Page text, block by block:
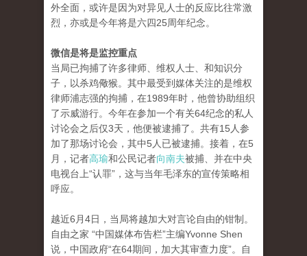
外全面，或许是因为对异见人士的反应比往常激
烈，亦或是今年将是六四25周年纪念。
微信是将是监控重点
当局已拘捕了许多律师、维权人士、和知识分
子，以杀鸡儆猴。其中最受到媒体关注的是维权
律师浦志强的拘捕，在1989年时，他曾协助组织
了示威游行。今年在参加一个有关64纪念的私人
讨论会之后仅3天，他便被逮捕了。共有15人参
加了那场讨论会，其中5人已被逮捕。接着，在5
月，记者高瑜和公民记者向南夫被捕、并在中央
电视台上“认罪”，这与当年毛泽东的宣传策略相
呼应。
越近6月4日，当局将越加大对言论自由的钳制。
自由之家 “中国媒体布告栏”主编Yvonne Shen
说，中国政府“在64期间，加大其审查力度”。自